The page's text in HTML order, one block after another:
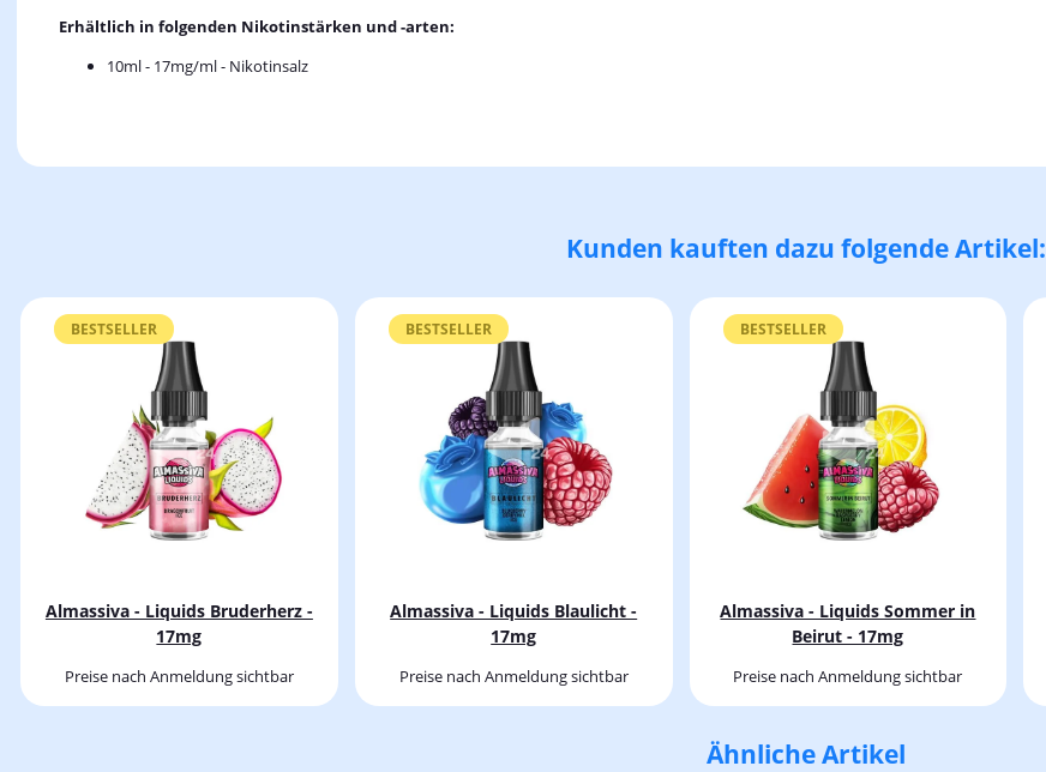
Erhältlich in folgenden Nikotinstärken und -arten:
10ml - 17mg/ml - Nikotinsalz
Kunden kauften dazu folgende Artikel:
BESTSELLER
Almassiva - Liquids Bruderherz -
17mg
Preise nach Anmeldung sichtbar
BESTSELLER
Almassiva - Liquids Blaulicht -
17mg
Preise nach Anmeldung sichtbar
BESTSELLER
Almassiva - Liquids Sommer in
Beirut - 17mg
Preise nach Anmeldung sichtbar
Ähnliche Artikel